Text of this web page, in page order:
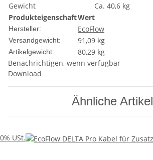
Gewicht
Ca. 40,6 kg
ProdukteigenschaftWert
Hersteller: EcoFlow
Versandgewicht: 91,09 kg
Artikelgewicht: 80,29 kg
Benachrichtigen, wenn verfügbar
Download
Ähnliche Artikel
0% USt.